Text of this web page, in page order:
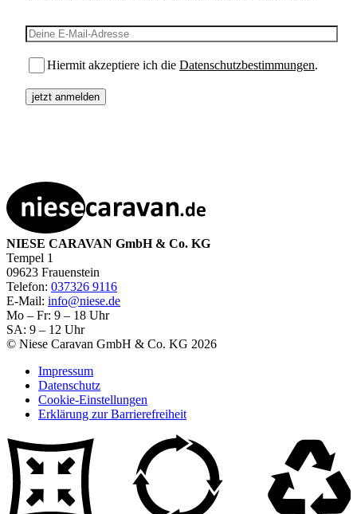
E-Mail-Adresse
Hiermit akzeptiere ich die Datenschutzbestimmungen.
NIESE CARAVAN GmbH & Co. KG
Tempel 1
09623 Frauenstein
Telefon: 037326 9116
E-Mail: info@niese.de
Mo – Fr: 9 – 18 Uhr
SA: 9 – 12 Uhr
© Niese Caravan GmbH & Co. KG 2026
Impressum
Datenschutz
Cookie-Einstellungen
Erklärung zur Barrierefreiheit